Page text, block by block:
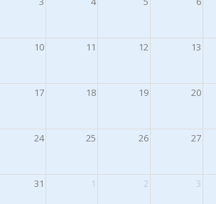
10 11 12 13
17 18 19 20
24 25 26 27
31 1 2 3